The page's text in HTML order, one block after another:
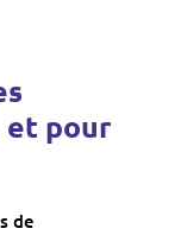
et pour
de